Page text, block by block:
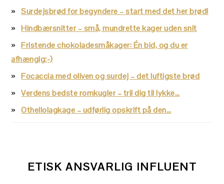
Surdejsbrød for begyndere – start med det her brød!
Hindbærsnitter – små, mundrette kager uden snit
Fristende chokoladesmåkager: Én bid, og du er
afhængig;-)
Focaccia med oliven og surdej – det luftigste brød
Verdens bedste romkugler – tril dig til lykke…
Othellolagkage – udførlig opskrift på den…
ETISK ANSVARLIG INFLUENT